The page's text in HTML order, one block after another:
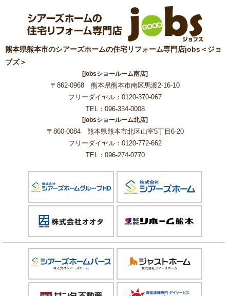
熊本県熊本市のシアーズホームの住宅リフォーム専門店jobs＜ジョ
ブズ＞
[jobsショールーム南店]
〒862-0968 熊本県熊本市南区馬渡2-16-10
フリーダイヤル：0120-370-067
TEL：096-334-0008
[jobsショールーム北店]
〒860-0084 熊本県熊本市北区山室5丁目6-20
フリーダイヤル：0120-772-662
TEL：096-274-0770